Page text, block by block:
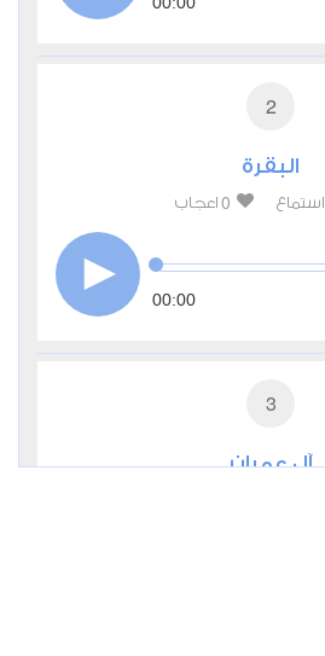
2
البقرة
استماع 0 اعجاب
00:00
3
آل عمران